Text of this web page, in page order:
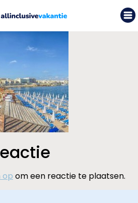
op om een reactie te plaatsen.